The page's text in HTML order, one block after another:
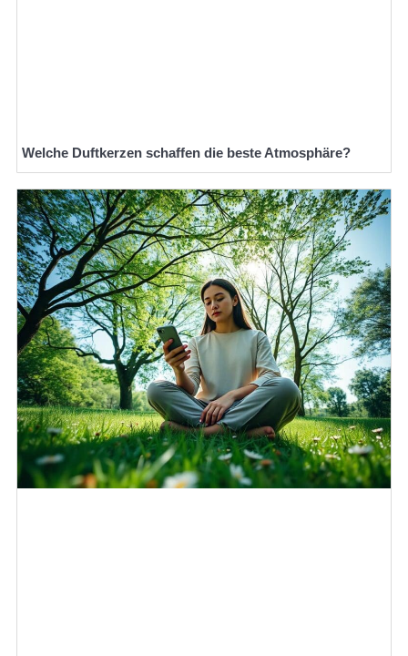
Welche Duftkerzen schaffen die beste Atmosphäre?